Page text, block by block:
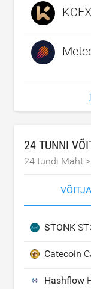
KCEX
24 TUNNI
24 tundi Maht >
STONK
Catecoin
Hashflow